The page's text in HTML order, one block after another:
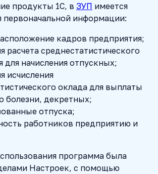
продукты 1С, в ЗУП имеется
первоначальной информации:
кадров предприятия;
расчета среднестатистического
для начисления отпускных;
исчисления
оклада для выплаты
болезни, декретных;
отпуска;
работников предприятию и
программа была
Настроек, с помощью